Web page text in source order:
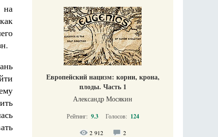
на
Европейский нацизм: корни, крона,
плоды. Часть 1
Александр Мосякин
Рейтинг: 9.3 Голосов: 124
2 912 2